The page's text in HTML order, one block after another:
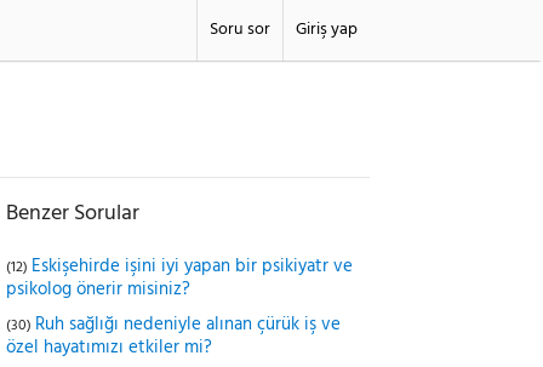
Giriş yap
Soru sor
Benzer Sorular
(12) Eskişehirde işini iyi yapan bir psikiyatr ve
psikolog önerir misiniz?
(30) Ruh sağlığı nedeniyle alınan çürük iş ve
özel hayatımızı etkiler mi?